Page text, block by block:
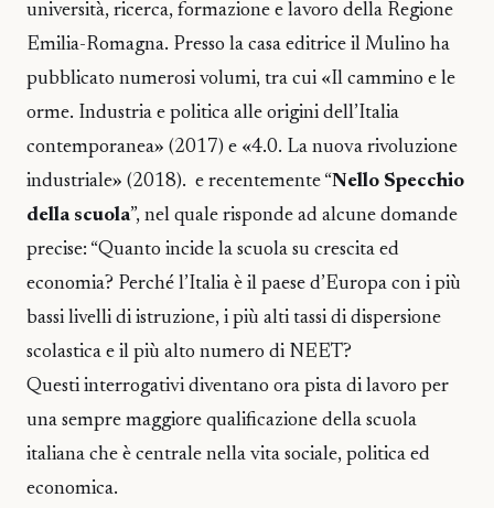
università, ricerca, formazione e lavoro della Regione
Emilia-Romagna. Presso la casa editrice il Mulino ha
pubblicato numerosi volumi, tra cui «Il cammino e le
orme. Industria e politica alle origini dell’Italia
contemporanea» (2017) e «4.0. La nuova rivoluzione
industriale» (2018). e recentemente “Nello Specchio
della scuola”, nel quale risponde ad alcune domande
precise: “Quanto incide la scuola su crescita ed
economia? Perché l’Italia è il paese d’Europa con i più
bassi livelli di istruzione, i più alti tassi di dispersione
scolastica e il più alto numero di NEET?
Questi interrogativi diventano ora pista di lavoro per
una sempre maggiore qualificazione della scuola
italiana che è centrale nella vita sociale, politica ed
economica.